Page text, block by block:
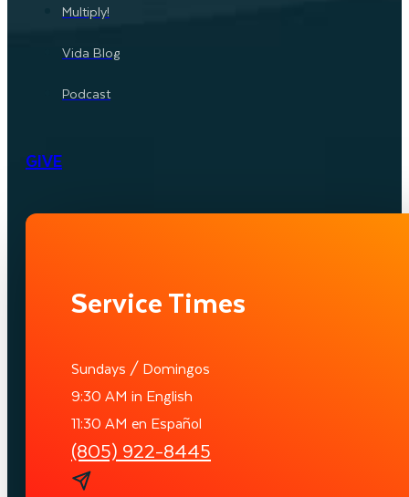
Multiply!
Vida Blog
Podcast
GIVE
Service Times
Sundays / Domingos
9:30 AM in English
11:30 AM en Español
(805) 922-8445